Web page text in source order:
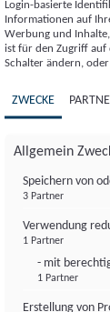
können
und
unterstützte
oder von
wenn es
einen oder
Login-basierte
Informationen auf
Werbung und
ist für den Zugriff auf
Schalter ändern,
ZWECKE
Allgemein
Speichern von
3 Partner
Verwendung
1 Partner
- mit
1 Partner
Erstellung von